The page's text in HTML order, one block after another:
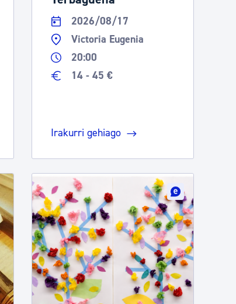
2026/08/17
Victoria Eugenia
20:00
14 - 45 €
Irakurri gehiago